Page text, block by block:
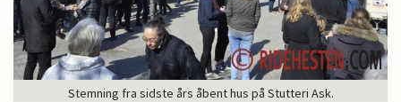
Stemning fra sidste års åbent hus på Stutteri Ask.